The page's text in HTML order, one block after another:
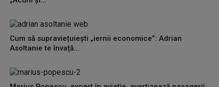
Cum să supraviețuiești „iernii economice”: Adrian
Asoltanie te învață...